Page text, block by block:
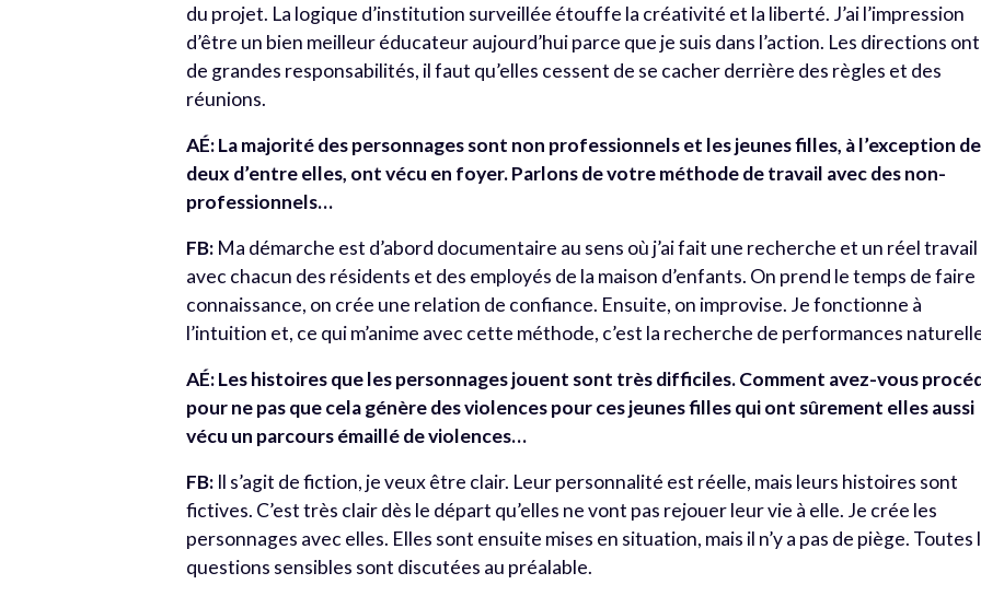
du projet. La logique d’institution surveillée étouffe la créativité et la liberté. J’ai l’impression
d’être un bien meilleur éducateur aujourd’hui parce que je suis dans l’action. Les directions ont
de grandes responsabilités, il faut qu’elles cessent de se cacher derrière des règles et des
réunions.
AÉ: La majorité des personnages sont non professionnels et les jeunes filles, à l’exception de
deux d’entre elles, ont vécu en foyer. Parlons de votre méthode de travail avec des non-
professionnels…
FB: Ma démarche est d’abord documentaire au sens où j’ai fait une recherche et un réel travail
avec chacun des résidents et des employés de la maison d’enfants. On prend le temps de faire
connaissance, on crée une relation de confiance. Ensuite, on improvise. Je fonctionne à
l’intuition et, ce qui m’anime avec cette méthode, c’est la recherche de performances
AÉ: Les histoires que les personnages jouent sont très difficiles. Comment avez-vous
pour ne pas que cela génère des violences pour ces jeunes filles qui ont sûrement elles aussi
vécu un parcours émaillé de violences…
FB: Il s’agit de fiction, je veux être clair. Leur personnalité est réelle, mais leurs histoires sont
fictives. C’est très clair dès le départ qu’elles ne vont pas rejouer leur vie à elle. Je crée les
personnages avec elles. Elles sont ensuite mises en situation, mais il n’y a pas de piège. Toutes
questions sensibles sont discutées au préalable.